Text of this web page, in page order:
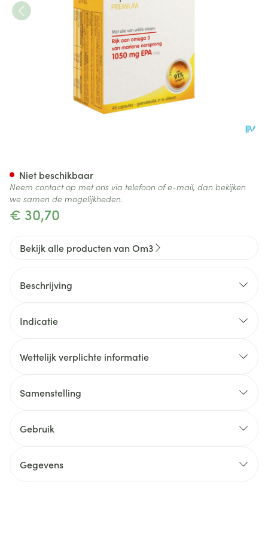
€ 30,70
Niet beschikbaar
Neem contact op met ons via telefoon of e-mail, dan bekijken
we samen de mogelijkheden.
Bekijk alle producten van Om3
Beschrijving
Indicatie
Wettelijk verplichte informatie
Samenstelling
Gebruik
Gegevens